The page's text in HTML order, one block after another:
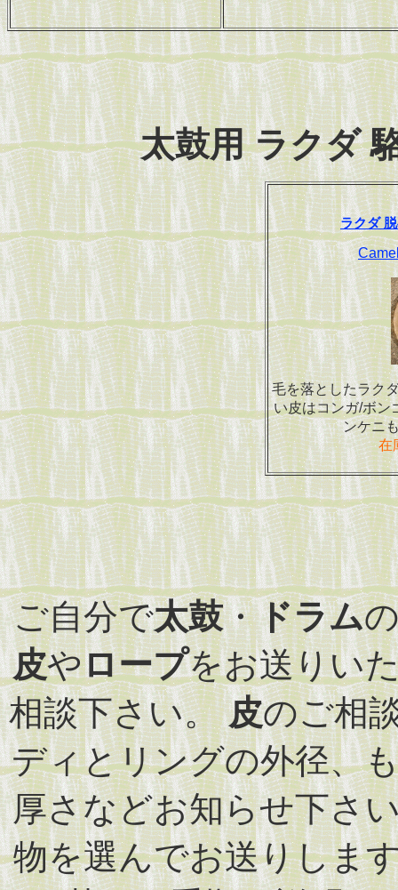
太鼓用 ラクダ
ラクダ
毛を落としたラク
い皮はコンガ/ボン
ンケニ
在
ご自分で太鼓・ドラム
皮やロープをお送りい
相談下さい。皮のご相
ディとリングの外径、
厚さなどお知らせ下さ
物を選んでお送りしま